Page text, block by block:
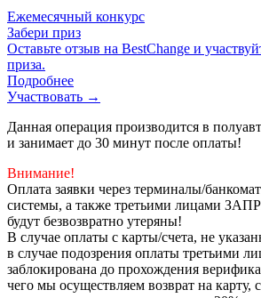
Ежемесячный конкурс
Забери приз
Оставьте отзыв на BestChange и
приза.
Подробнее
Участвовать →
Данная операция производится в
и занимает до 30 минут после оплаты!
Внимание!
Оплата заявки через терминалы/
системы, а также третьими лицами
будут безвозвратно утеряны!
В случае оплаты с карты/счета, не
в случае подозрения оплаты третьими
заблокирована до прохождения
чего мы осуществляем возврат на карту,